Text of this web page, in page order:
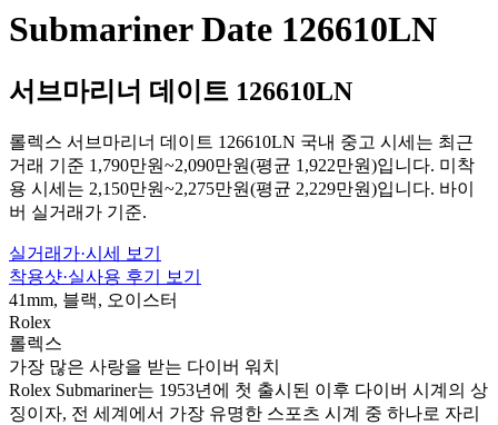
Submariner Date 126610LN
서브마리너 데이트 126610LN
롤렉스 서브마리너 데이트 126610LN 국내 중고 시세는 최근
거래 기준 1,790만원~2,090만원(평균 1,922만원)입니다. 미착
용 시세는 2,150만원~2,275만원(평균 2,229만원)입니다. 바이
버 실거래가 기준.
실거래가·시세 보기
착용샷·실사용 후기 보기
41mm, 블랙, 오이스터
Rolex
롤렉스
가장 많은 사랑을 받는 다이버 워치
Rolex Submariner는 1953년에 첫 출시된 이후 다이버 시계의 상
징이자, 전 세계에서 가장 유명한 스포츠 시계 중 하나로 자리